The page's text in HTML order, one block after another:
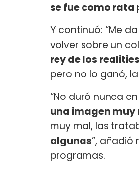
se fue como rata
Y continuó: “Me
volver sobre un
rey de los realities
pero no lo ganó,
“No duró nunca
una imagen muy
muy mal, las
algunas”,
programas.